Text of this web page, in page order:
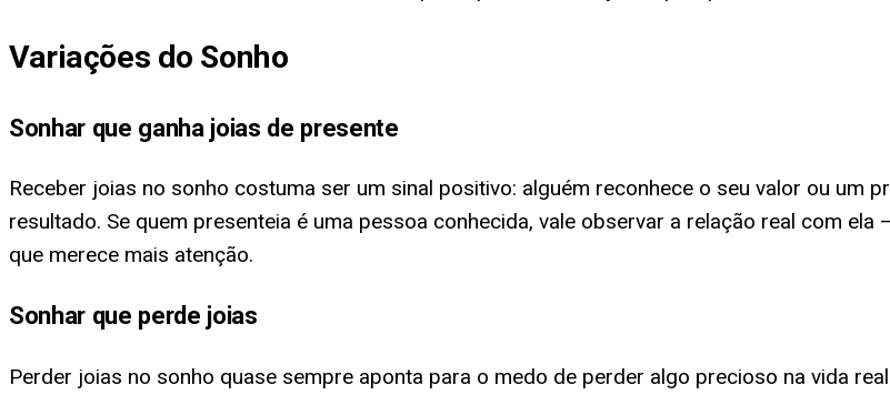
Variações do Sonho
Sonhar que ganha joias de presente
Receber joias no sonho costuma ser um sinal positivo: alguém reconhece o seu valor ou um
resultado. Se quem presenteia é uma pessoa conhecida, vale observar a relação real com
que merece mais atenção.
Sonhar que perde joias
Perder joias no sonho quase sempre aponta para o medo de perder algo precioso na vida